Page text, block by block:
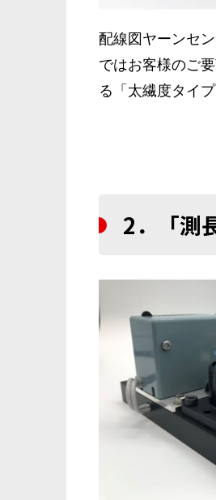
配線図ヤーンセ
ではお客様のご
る「太繊度タイ
2．「測